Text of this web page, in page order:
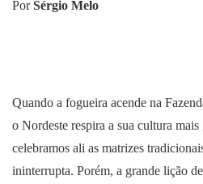
PorSérgio Melo
Quando a fogueira acende na
o Nordeste respira a sua cultura
celebramos ali as matrizes
ininterrupta. Porém, a grande lição